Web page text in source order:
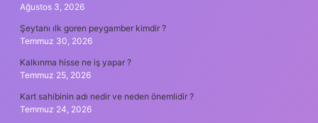
Ağustos 3, 2026
Şeytanı ılk goren peygamber kimdir ?
Temmuz 30, 2026
Kalkınma hisse ne iş yapar ?
Temmuz 25, 2026
Kart sahibinin adı nedir ve neden önemlidir ?
Temmuz 24, 2026